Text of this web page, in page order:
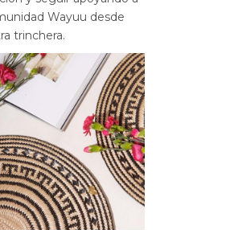
Wayuu desde
trinchera.